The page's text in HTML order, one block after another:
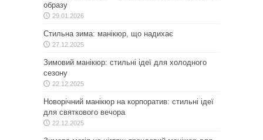
образу
29.01.2026
Стильна зима: манікюр, що надихає
27.12.2025
Зимовий манікюр: стильні ідеї для холодного
сезону
22.12.2025
Новорічний манікюр на корпоратив: стильні ідеї
для святкового вечора
22.12.2025